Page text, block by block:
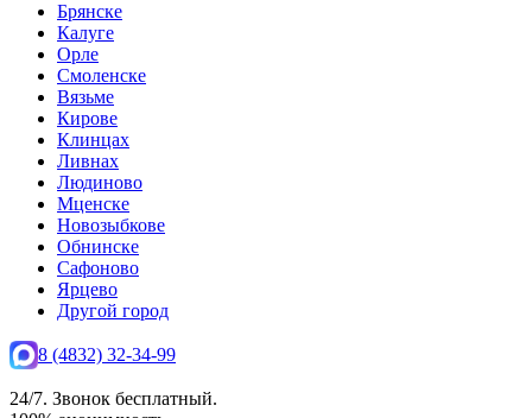
Брянске
Калуге
Орле
Смоленске
Вязьме
Кирове
Клинцах
Ливнах
Людиново
Мценске
Новозыбкове
Обнинске
Сафоново
Ярцево
Другой город
8 (4832) 32-34-99
24/7. Звонок бесплатный.